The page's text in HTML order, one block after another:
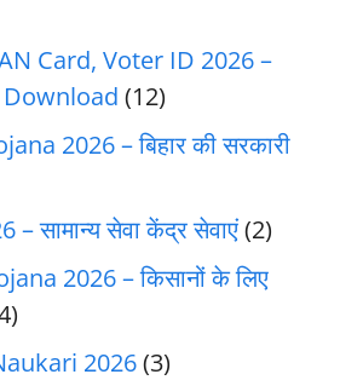
Card, Voter ID 2026 –
(12)
2026 – बिहार की सरकारी
सामान्य सेवा केंद्र सेवाएं(2)
2026 – किसानों के लिए
2026(3)